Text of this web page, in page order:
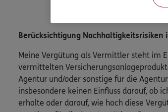
Berücksichtigung Nachhaltigkeitsrisiken
Meine Vergütung als Vermittler steht im
vermittelten
Agentur und/oder sonstige für die
insbesondere keinen Einfluss darauf, ob
erhalte oder darauf, wie hoch diese